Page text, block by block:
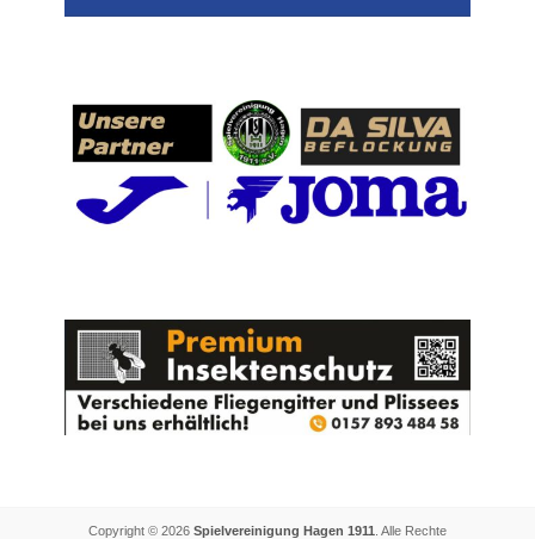
Copyright © 2026 Spielvereinigung Hagen 1911 . Alle Rechte